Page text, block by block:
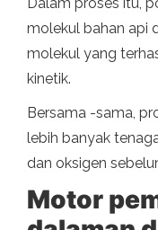
Dalam proses itu,
molekul bahan api
molekul yang
kinetik.
Bersama -sama,
lebih banyak
dan oksigen
Motor